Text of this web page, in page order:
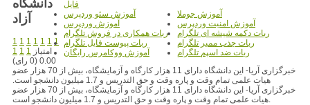
فایل
آموزش جوملا
آموزش سئو وردپرس
آموزش امنیت وردپرس
آموزش وردپرس
ربات دکمه شیشه ای تلگرام
ربات همکاری در فروش تلگرام
ربات جذب ممبر تلگرام
ربات پیوست فایل تلگرام
ربات ضد اسپم تلگرام
آموزش ووکامرس رایگان
دانشگاه
آزاد
1 1 1 1 1 1 1
1 1 1 امتیاز
0.00 (0 رای)
خبرگزاری آریا- این دانشگاه دارای 11 هزار کارگاه و آزمایشگاه، بیش از 70 هزار عضو
هیات علمی تمام وقت و پاره وقت و حق التدریس و 1.7 میلیون دانشجو است.
خبرگزاری آریا- این دانشگاه دارای 11 هزار کارگاه و آزمایشگاه، بیش از 70 هزار عضو
هیات علمی تمام وقت و پاره وقت و حق التدریس و 1.7 میلیون دانشجو است.